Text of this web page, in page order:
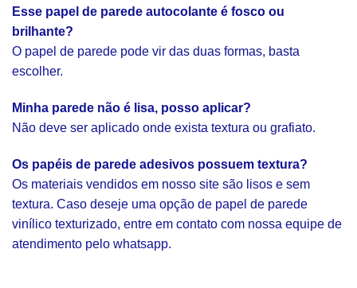
Esse papel de parede autocolante é fosco ou
brilhante?
O papel de parede pode vir das duas formas, basta
escolher.
Minha parede não é lisa, posso aplicar?
Não deve ser aplicado onde exista textura ou grafiato.
Os papéis de parede adesivos possuem textura?
Os materiais vendidos em nosso site são lisos e sem
textura. Caso deseje uma opção de papel de parede
vinílico texturizado, entre em contato com nossa equipe de
atendimento pelo whatsapp.